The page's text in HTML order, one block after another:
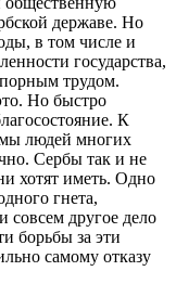
державе. Но
в том числе и
государства,
трудом.
Но быстро
К
людей многих
Сербы так и не
хотят иметь. Одно
гнета,
совсем другое дело
борьбы за эти
самому отказу